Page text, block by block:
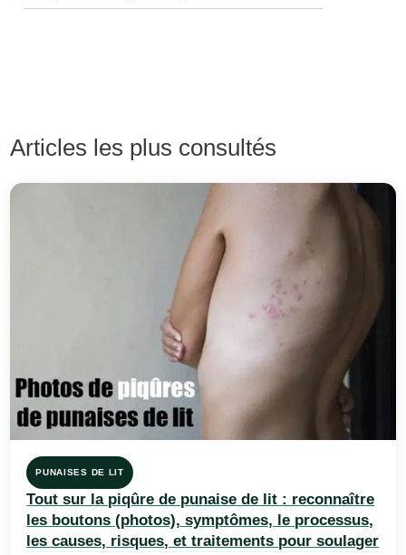
Articles les plus consultés
PUNAISES DE LIT
Tout sur la piqûre de punaise de lit : reconnaître
les boutons (photos), symptômes, le processus,
les causes, risques, et traitements pour soulager